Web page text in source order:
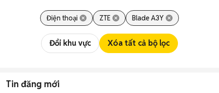
Điện thoại ZTE Blade A3Y
Đổi khu vực Xóa tất cả bộ lọc
Tin đăng mới